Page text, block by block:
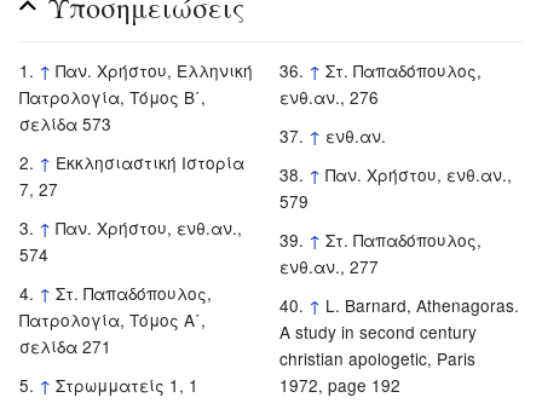
↑ Παν. Χρήστου, Ελληνική
Πατρολογία, Τόμος Β΄,
σελίδα 573
↑ Εκκλησιαστική Ιστορία
7, 27
↑ Παν. Χρήστου, ενθ.αν.,
574
↑ Στ. Παπαδόπουλος,
Πατρολογία, Τόμος Α΄,
σελίδα 271
↑ Στρωμματείς 1, 1
↑ Στ. Παπαδόπουλος,
ενθ.αν., 276
↑ ενθ.αν.
↑ Παν. Χρήστου, ενθ.αν.,
579
↑ Στ. Παπαδόπουλος,
ενθ.αν., 277
↑ L. Barnard, Athenagoras.
A study in second century
christian apologetic, Paris
1972, page 192